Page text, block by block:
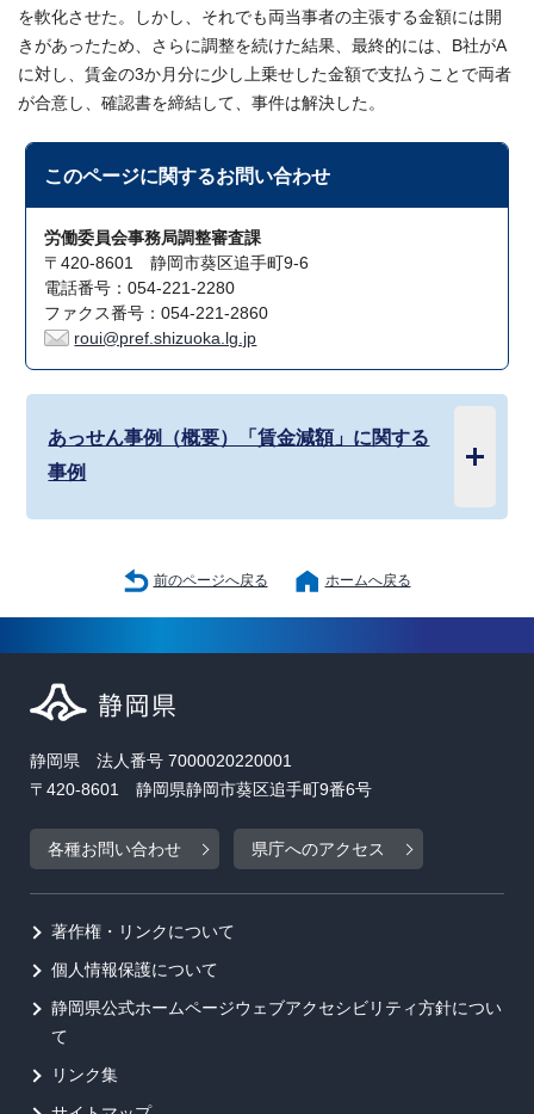
を軟化させた。しかし、それでも両当事者の主張する金額には開
きがあったため、さらに調整を続けた結果、最終的には、B社がA
に対し、賃金の3か月分に少し上乗せした金額で支払うことで両者
が合意し、確認書を締結して、事件は解決した。
このページに関するお問い合わせ
労働委員会事務局調整審査課
〒420-8601 静岡市葵区追手町9-6
電話番号：054-221-2280
ファクス番号：054-221-2860
roui@pref.shizuoka.lg.jp
あっせん事例（概要）「賃金減額」に関する
事例
前のページへ戻る ホームへ戻る
静岡県 法人番号 7000020220001
〒420-8601 静岡県静岡市葵区追手町9番6号
各種お問い合わせ 県庁へのアクセス
著作権・リンクについて
個人情報保護について
静岡県公式ホームページウェブアクセシビリティ方針につい
て
リンク集